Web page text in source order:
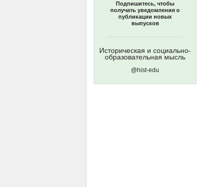
Подпишитесь, чтобы
получать уведомления о
публикации новых
выпусков
Историческая и социально-
образовательная мысль
@hist-edu